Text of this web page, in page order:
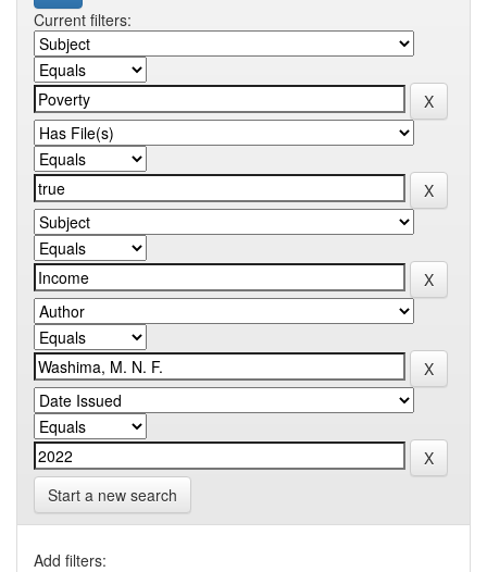
Current filters:
Start a new search
Add filters: